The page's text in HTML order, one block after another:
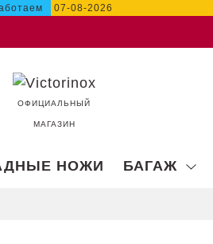
07-08-2026
ОФИЦИАЛЬНЫЙ
МАГАЗИН
НОЖИ БАГАЖ